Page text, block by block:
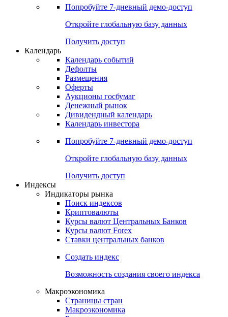
Валютные и процентные свопы
Корпоративные CDS
Попробуйте7-дневный
Откройте глобальную базу данных
Получить доступ
Календарь
Календарь событий
Дефолты
Размещения
Оферты
Денежный рынок
Календарь инвестора
Попробуйте7-дневный
Откройте глобальную базу данных
Получить доступ
Индикаторы рынка
Поиск индексов
Курсы валют Центральных Банков
Ставки центральных банков
Создать индекс
Возможность создания своего индекса